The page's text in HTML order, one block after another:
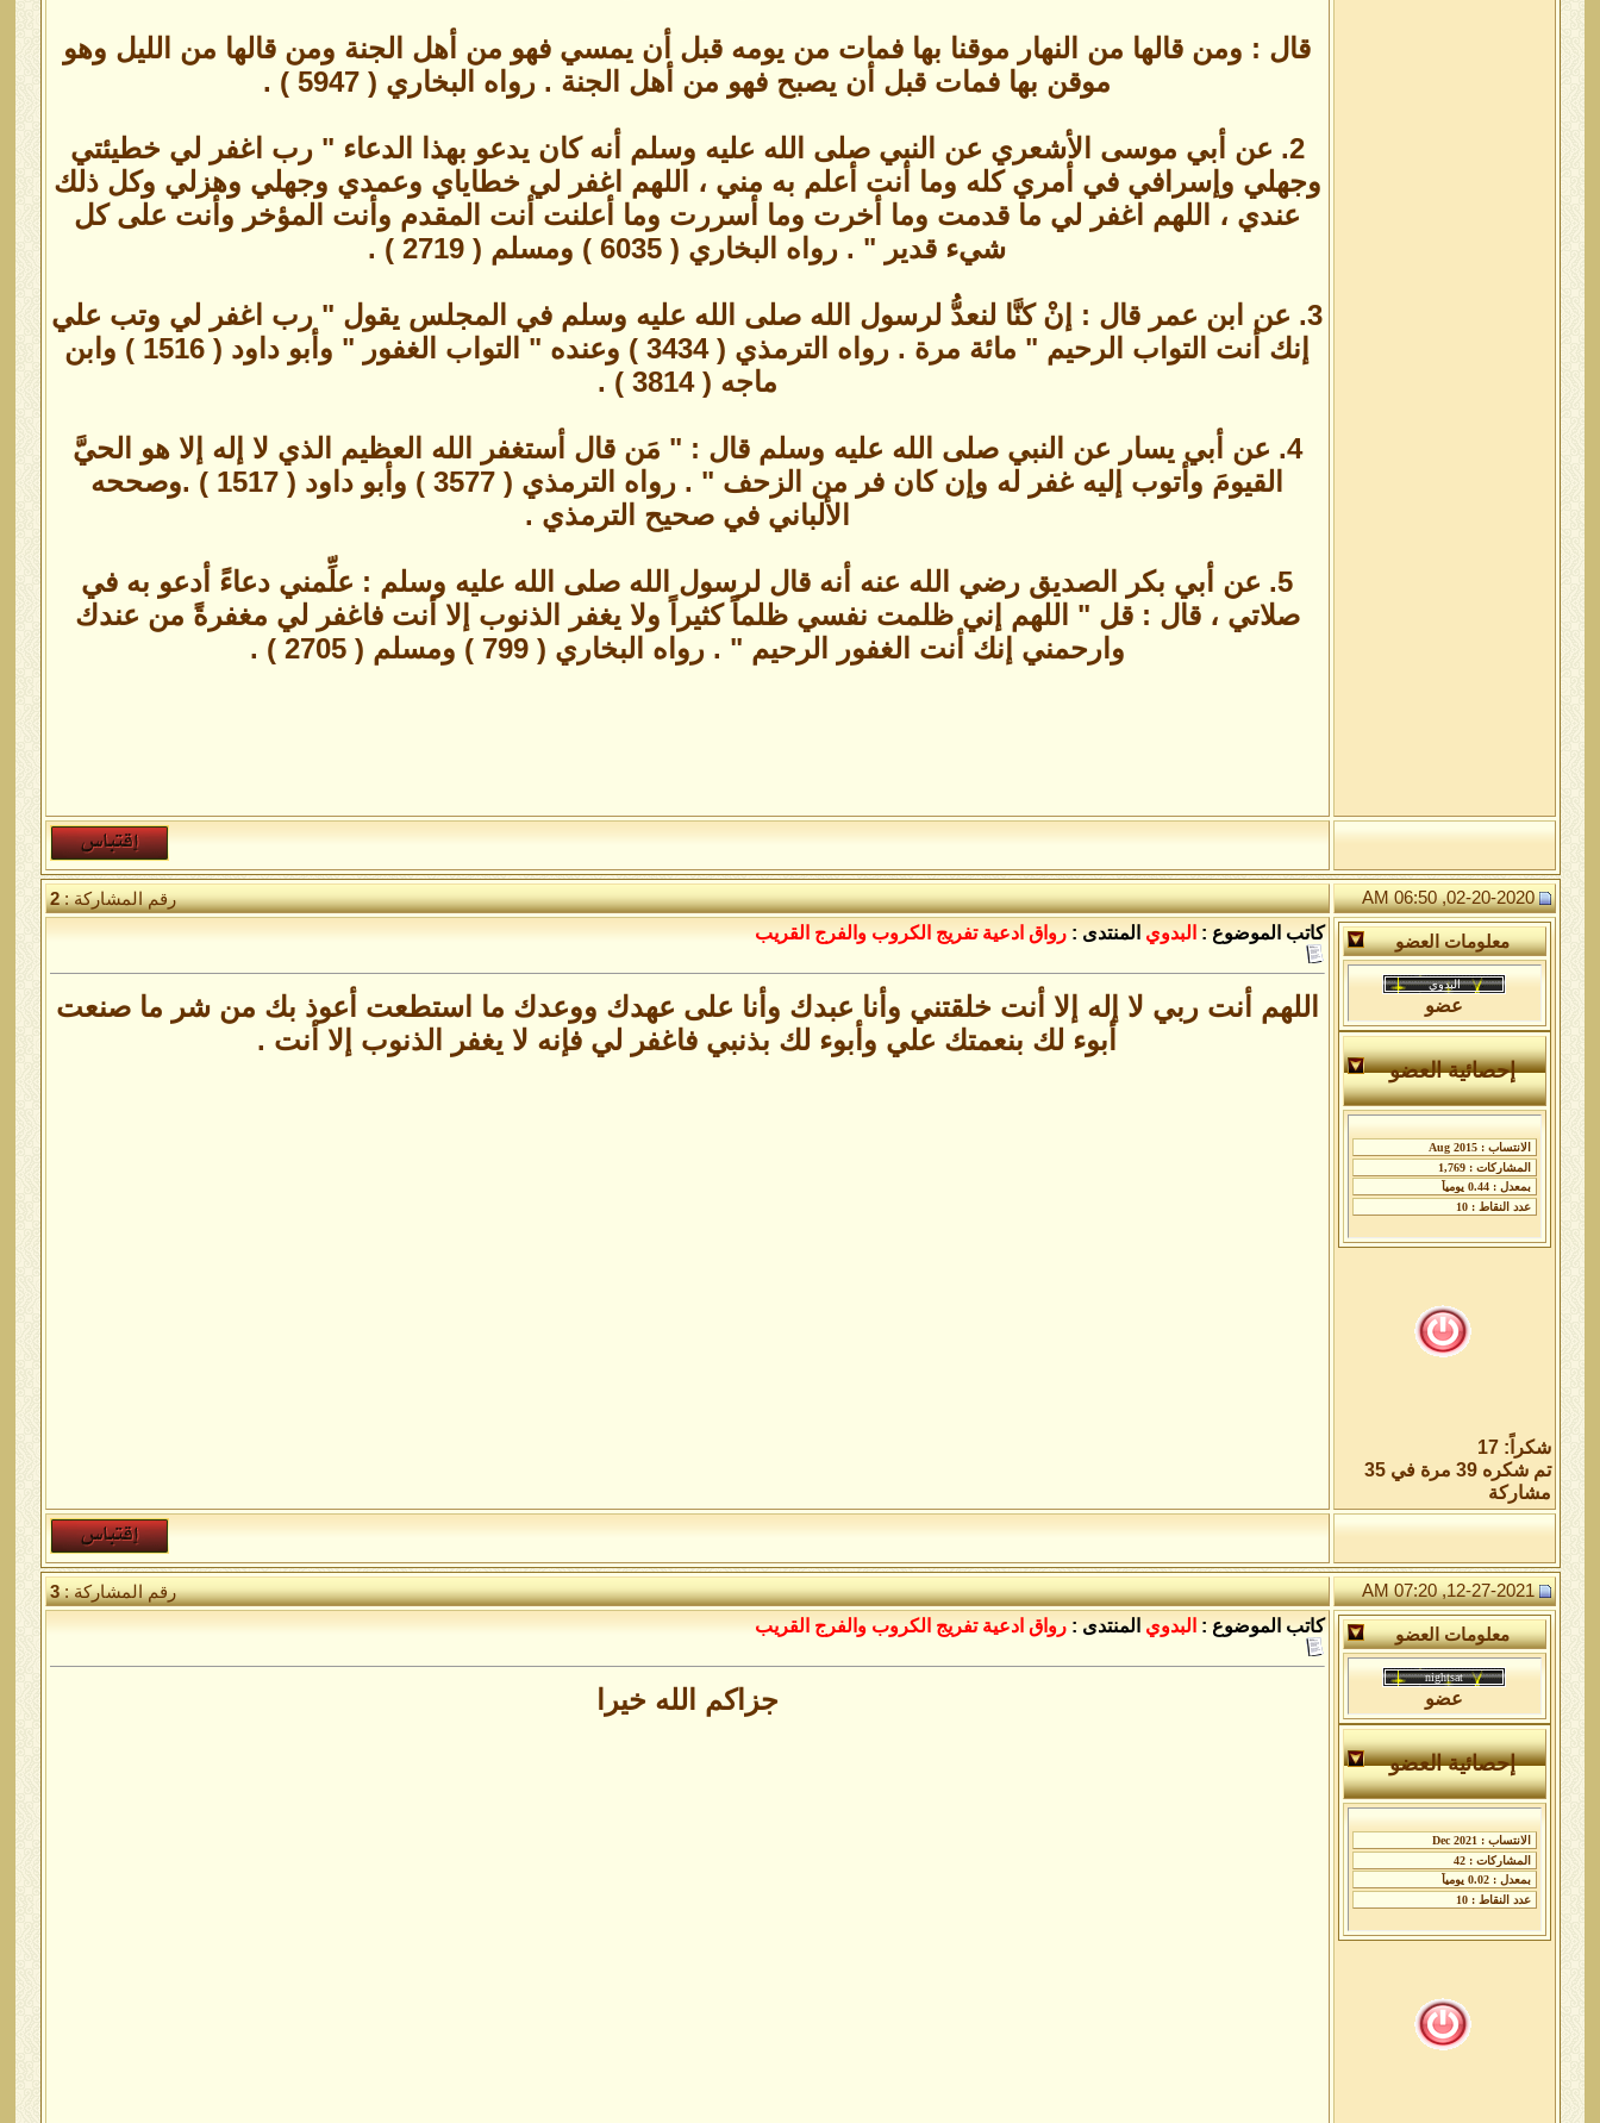
قال : ومن قالها من النهار موقنا بها فمات من يومه قبل أن يمسي فهو من أهل الجنة ومن قالها من الليل وهو
موقن بها فمات قبل أن يصبح فهو من أهل الجنة . رواه البخاري ( 5947 ) .
2. عن أبي موسى الأشعري عن النبي صلى الله عليه وسلم أنه كان يدعو بهذا الدعاء " رب اغفر لي خطيئتي
وجهلي وإسرافي في أمري كله وما أنت أعلم به مني ، اللهم اغفر لي خطاياي وعمدي وجهلي وهزلي وكل ذلك
عندي ، اللهم اغفر لي ما قدمت وما أخرت وما أسررت وما أعلنت أنت المقدم وأنت المؤخر وأنت على كل
شيء قدير " . رواه البخاري ( 6035 ) ومسلم ( 2719 ) .
3. عن ابن عمر قال : إنْ كنَّا لنعدُّ لرسول الله صلى الله عليه وسلم في المجلس يقول " رب اغفر لي وتب علي
إنك أنت التواب الرحيم " مائة مرة . رواه الترمذي ( 3434 ) وعنده " التواب الغفور " وأبو داود ( 1516 ) وابن
ماجه ( 3814 ) .
4. عن أبي يسار عن النبي صلى الله عليه وسلم قال : " مَن قال أستغفر الله العظيم الذي لا إله إلا هو الحيَّ
القيومَ وأتوب إليه غفر له وإن كان فر من الزحف " . رواه الترمذي ( 3577 ) وأبو داود ( 1517 ) .وصححه
الألباني في صحيح الترمذي .
5. عن أبي بكر الصديق رضي الله عنه أنه قال لرسول الله صلى الله عليه وسلم : علِّمني دعاءً أدعو به في
صلاتي ، قال : قل " اللهم إني ظلمت نفسي ظلماً كثيراً ولا يغفر الذنوب إلا أنت فاغفر لي مغفرةً من عندك
وارحمني إنك أنت الغفور الرحيم " . رواه البخاري ( 799 ) ومسلم ( 2705 ) .
02-20-2020, 06:50 AM رقم المشاركة :2
معلومات العضو
عضو
إحصائية العضو
شكراً: 17
تم شكره 39 مرة في 35
مشاركة
كاتب الموضوع : البدوي المنتدى : رواق ادعية تفريج الكروب والفرج القريب
اللهم أنت ربي لا إله إلا أنت خلقتني وأنا عبدك وأنا على عهدك ووعدك ما استطعت أعوذ بك من شر ما صنعت
أبوء لك بنعمتك علي وأبوء لك بذنبي فاغفر لي فإنه لا يغفر الذنوب إلا أنت .
12-27-2021, 07:20 AM رقم المشاركة :3
معلومات العضو
عضو
إحصائية العضو
كاتب الموضوع : البدوي المنتدى : رواق ادعية تفريج الكروب والفرج القريب
جزاكم الله خيرا